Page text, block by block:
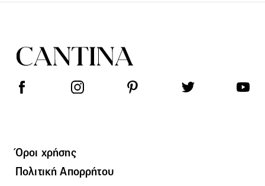
Όροι χρήσης
Πολιτική Απορρήτου